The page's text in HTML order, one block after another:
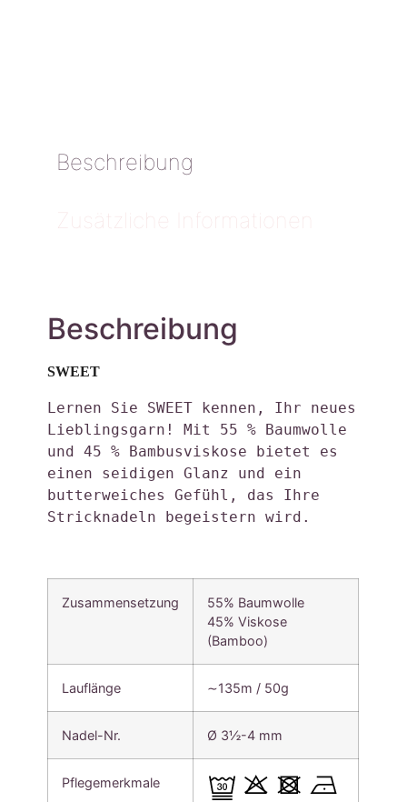
Beschreibung
Zusätzliche Informationen
Beschreibung
SWEET
Lernen Sie SWEET kennen, Ihr neues
Lieblingsgarn! Mit 55 % Baumwolle
und 45 % Bambusviskose bietet es
einen seidigen Glanz und ein
butterweiches Gefühl, das Ihre
Stricknadeln begeistern wird.
Zusammensetzung
55% Baumwolle
45% Viskose
(Bamboo)
Lauflänge ∼135m / 50g
Nadel-Nr. Ø 3½-4 mm
Pflegemerkmale